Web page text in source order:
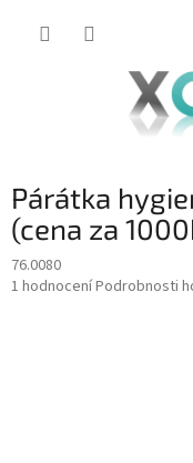
Párátka
(cena za
76.0080
Průměrné
1 hodnoceníPodrobnosti